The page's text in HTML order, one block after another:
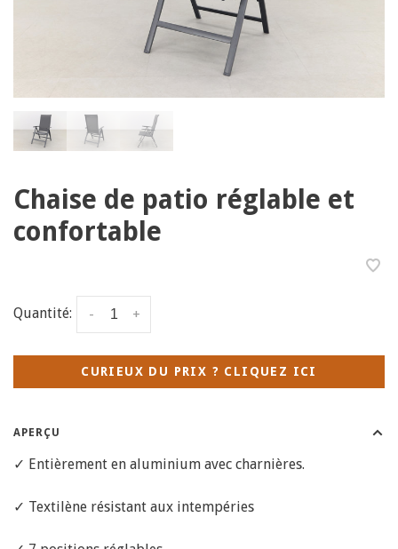
Chaise de patio réglable et
confortable
Quantité: +
-
CURIEUX DU PRIX ? CLIQUEZ ICI
APERÇU
✓ Entièrement en aluminium avec charnières.
✓ Textilène résistant aux intempéries